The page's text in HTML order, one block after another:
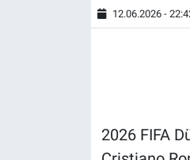
12.06.2026 -
2026 FIFA
POLİTİKA